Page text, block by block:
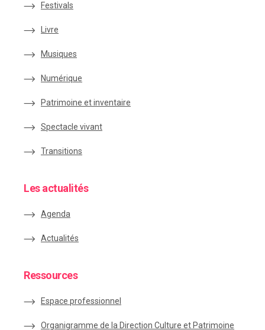
Festivals
Livre
Musiques
Numérique
Patrimoine et inventaire
Spectacle vivant
Transitions
Les actualités
Agenda
Actualités
Ressources
Espace professionnel
Organigramme de la Direction Culture et Patrimoine